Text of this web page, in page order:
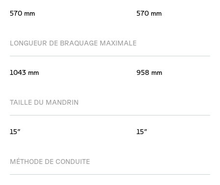
570 mm
LONGUEUR DE BRAQUAGE MAXIMALE
1043 mm
TAILLE DU MANDRIN
15″
MÉTHODE DE CONDUITE
570 mm
958 mm
15″